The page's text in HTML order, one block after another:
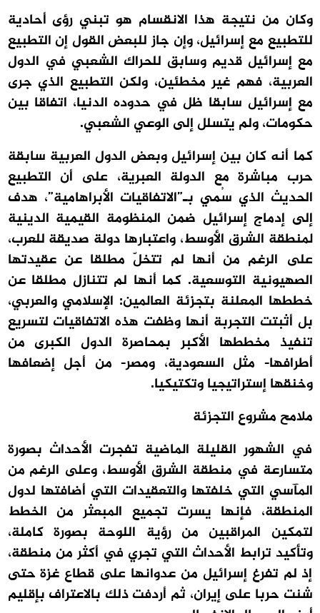
وكان من نتيجة هذا الانقسام هو تبني رؤى أحادية
للتطبيع مع إسرائيل، وإن جاز للبعض القول إن التطبيع
مع إسرائيل قديم وسابق للحراك الشعبي في الدول
العربية، فهم غير مخطئين، ولكن التطبيع الذي جرى
مع إسرائيل سابقا ظل في حدوده الدنيا، اتفاقا بين
حكومات، ولم يتسلل إلى الوعي الشعبي.
كما أنه كان بين إسرائيل وبعض الدول العربية سابقة
حرب مباشرة مع الدولة العبرية، على أن التطبيع
الحديث الذي سُمي بـ”الاتفاقيات الأبراهامية”، هدف
إلى إدماج إسرائيل ضمن المنظومة القيمية الدينية
لمنطقة الشرق الأوسط، واعتبارها دولة صديقة للعرب،
على الرغم من أنها لم تتخلّ مطلقا عن عقيدتها
الصهيونية التوسعية. كما أنها لم تتنازل مطلقا عن
خططها المعلنة بتجزئة العالمين: الإسلامي والعربي،
بل أثبتت التجربة أنها وظفت هذه الاتفاقيات لتسريع
تنفيذ مخططها الأكبر بمحاصرة الدول الكبرى من
أطرافها- مثل السعودية، ومصر- من أجل إضعافها
وخنقها إستراتيجيا وتكتيكيا.
ملامح مشروع التجزئة
في الشهور القليلة الماضية تفجرت الأحداث بصورة
متسارعة في منطقة الشرق الأوسط، وعلى الرغم من
المآسي التي خلفتها والتعقيدات التي أضافتها لدول
المنطقة، فإنها يسرت تجميع المبعثر من الخطط
لتمكين المراقبين من رؤية اللوحة بصورة كاملة،
وتأكيد ترابط الأحداث التي تجري في أكثر من منطقة،
إذ لم تفرغ إسرائيل من عدوانها على قطاع غزة حتى
شنت حربا على إيران، ثم أردفت ذلك بالاعتراف بإقليم